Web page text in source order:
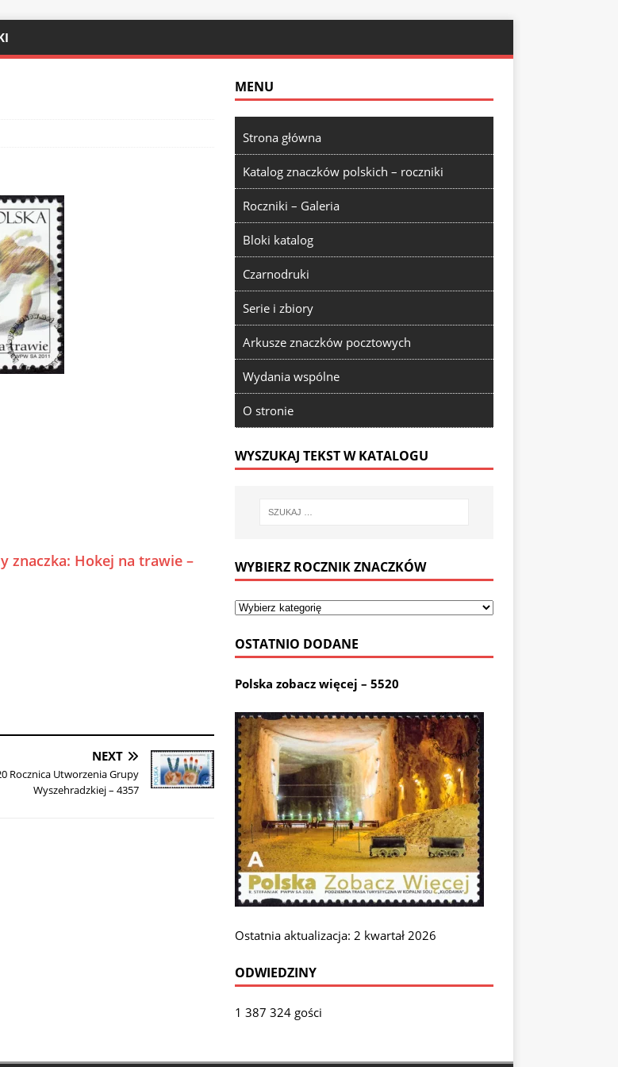
znaczka: Hokej na trawie –
NEXT
Rocznica Utworzenia Grupy
Wyszehradzkiej – 4357
MENU
Strona główna
Katalog znaczków polskich – roczniki
Roczniki – Galeria
Bloki katalog
Czarnodruki
Serie i zbiory
Arkusze znaczków pocztowych
Wydania wspólne
O stronie
WYSZUKAJ TEKST W KATALOGU
WYBIERZ ROCZNIK ZNACZKÓW
OSTATNIO DODANE
Polska zobacz więcej – 5520
Ostatnia aktualizacja: 2 kwartał 2026
ODWIEDZINY
1 387 324 gości